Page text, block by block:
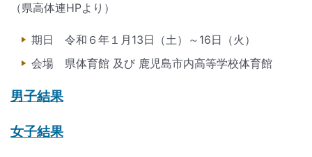
（県高体連HPより）
期日 令和６年１月13日（土）～16日（火）
会場 県体育館 及び 鹿児島市内高等学校体育館
男子結果
女子結果